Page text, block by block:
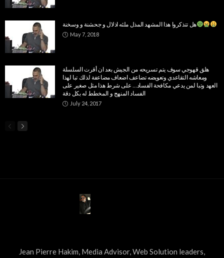
هل تتذكروا هذا المشهد المذل ملئه اذلال و جحشنة و وسخنة
May 7, 2018
هلق قهوجي سوف يتم تسريحه من الجيش بعد ان أقرت السلسلة
ومعاشه التقاعدي وتعويضه تضاعف اضعاف مضاعفة لذلك تبا لهذا
العهد ‏وتبا لمن يدعي مكافحة الفساد… على شرط هذا مثل صغير على
الفساد المنهج و المخطط له بكل دقة
July 24, 2017
Jean Pierre Hakim, Media Advisor, Web Solution leaders,